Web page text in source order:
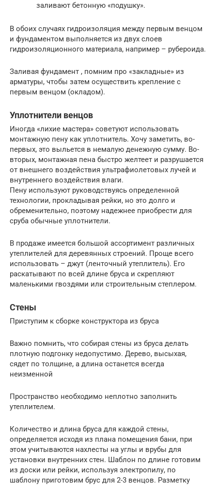
заливают бетонную «подушку».
В обоих случаях гидроизоляция между первым венцом
и фундаментом выполняется из двух слоев
гидроизоляционного материала, например – рубероида.
Заливая фундамент , помним про «закладные» из
арматуры, чтобы затем осуществить крепление с
первым венцом (окладом).
Уплотнители венцов
Иногда «лихие мастера» советуют использовать
монтажную пену как уплотнитель. Хочу заметить, во-
первых, это выльется в немалую денежную сумму. Во-
вторых, монтажная пена быстро желтеет и разрушается
от внешнего воздействия ультрафиолетовых лучей и
внутреннего воздействия влаги.
Пену используют руководствуясь определенной
технологии, прокладывая рейки, но это долго и
обременительно, поэтому надежнее приобрести для
сруба обычные уплотнители.
В продаже имеется большой ассортимент различных
утеплителей для деревянных строений. Проще всего
использовать – джут (ленточный утеплитель). Его
раскатывают по всей длине бруса и скрепляют
маленькими гвоздями или строительным степлером.
Стены
Приступим к сборке конструктора из бруса
Важно помнить, что собирая стены из бруса делать
плотную подгонку недопустимо. Дерево, высыхая,
сядет по толщине, а длина останется всегда
неизменной
Пространство необходимо неплотно заполнить
утеплителем.
Количество и длина бруса для каждой стены,
определяется исходя из плана помещения бани, при
этом учитываются нахлесты на углы и врубы для
установки внутренних стен. Шаблон по длине готовим
из доски или рейки, используя электропилу, по
шаблону приготовим брус для 2-3 венцов. Разметку